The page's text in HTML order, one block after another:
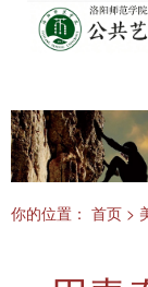
你的位置： 首页 >